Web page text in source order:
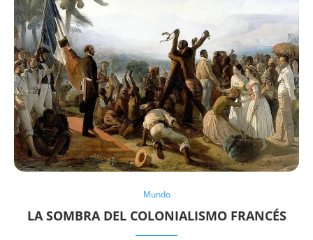
Mundo
LA SOMBRA DEL COLONIALISMO FRANCÉS